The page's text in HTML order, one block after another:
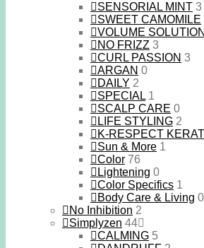
SENSORIAL MINT 3
SWEET CAMOMILE
VOLUME SOLUTION
NO FRIZZ 3
CURL PASSION 3
ARGAN 0
DAILY 2
SPECIAL 1
SCALP CARE 0
LIFE STYLING 2
K-RESPECT
Sun & More 1
Color 76
Lightening 0
Color Specifics 1
Body Care & Living 0
No Inhibition 2
Simplyzen 44
CALMING 5